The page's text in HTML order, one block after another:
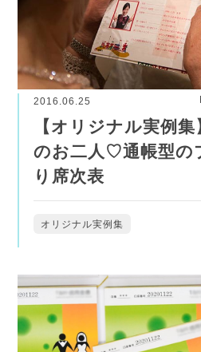
2016.06.25
【オリジナル実例
のお二人♡通帳型の
り席次表
オリジナル実例集